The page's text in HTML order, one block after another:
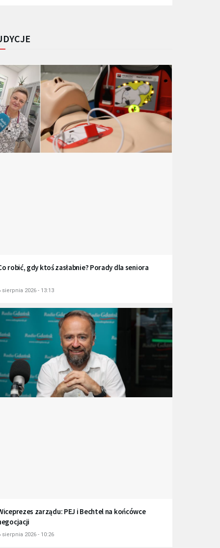
robić, gdy ktoś zasłabnie? Porady dla seniora
sierpnia 2026 - 13:13
zarządu: PEJ i Bechtel na końcówce
sierpnia 2026 - 10:26